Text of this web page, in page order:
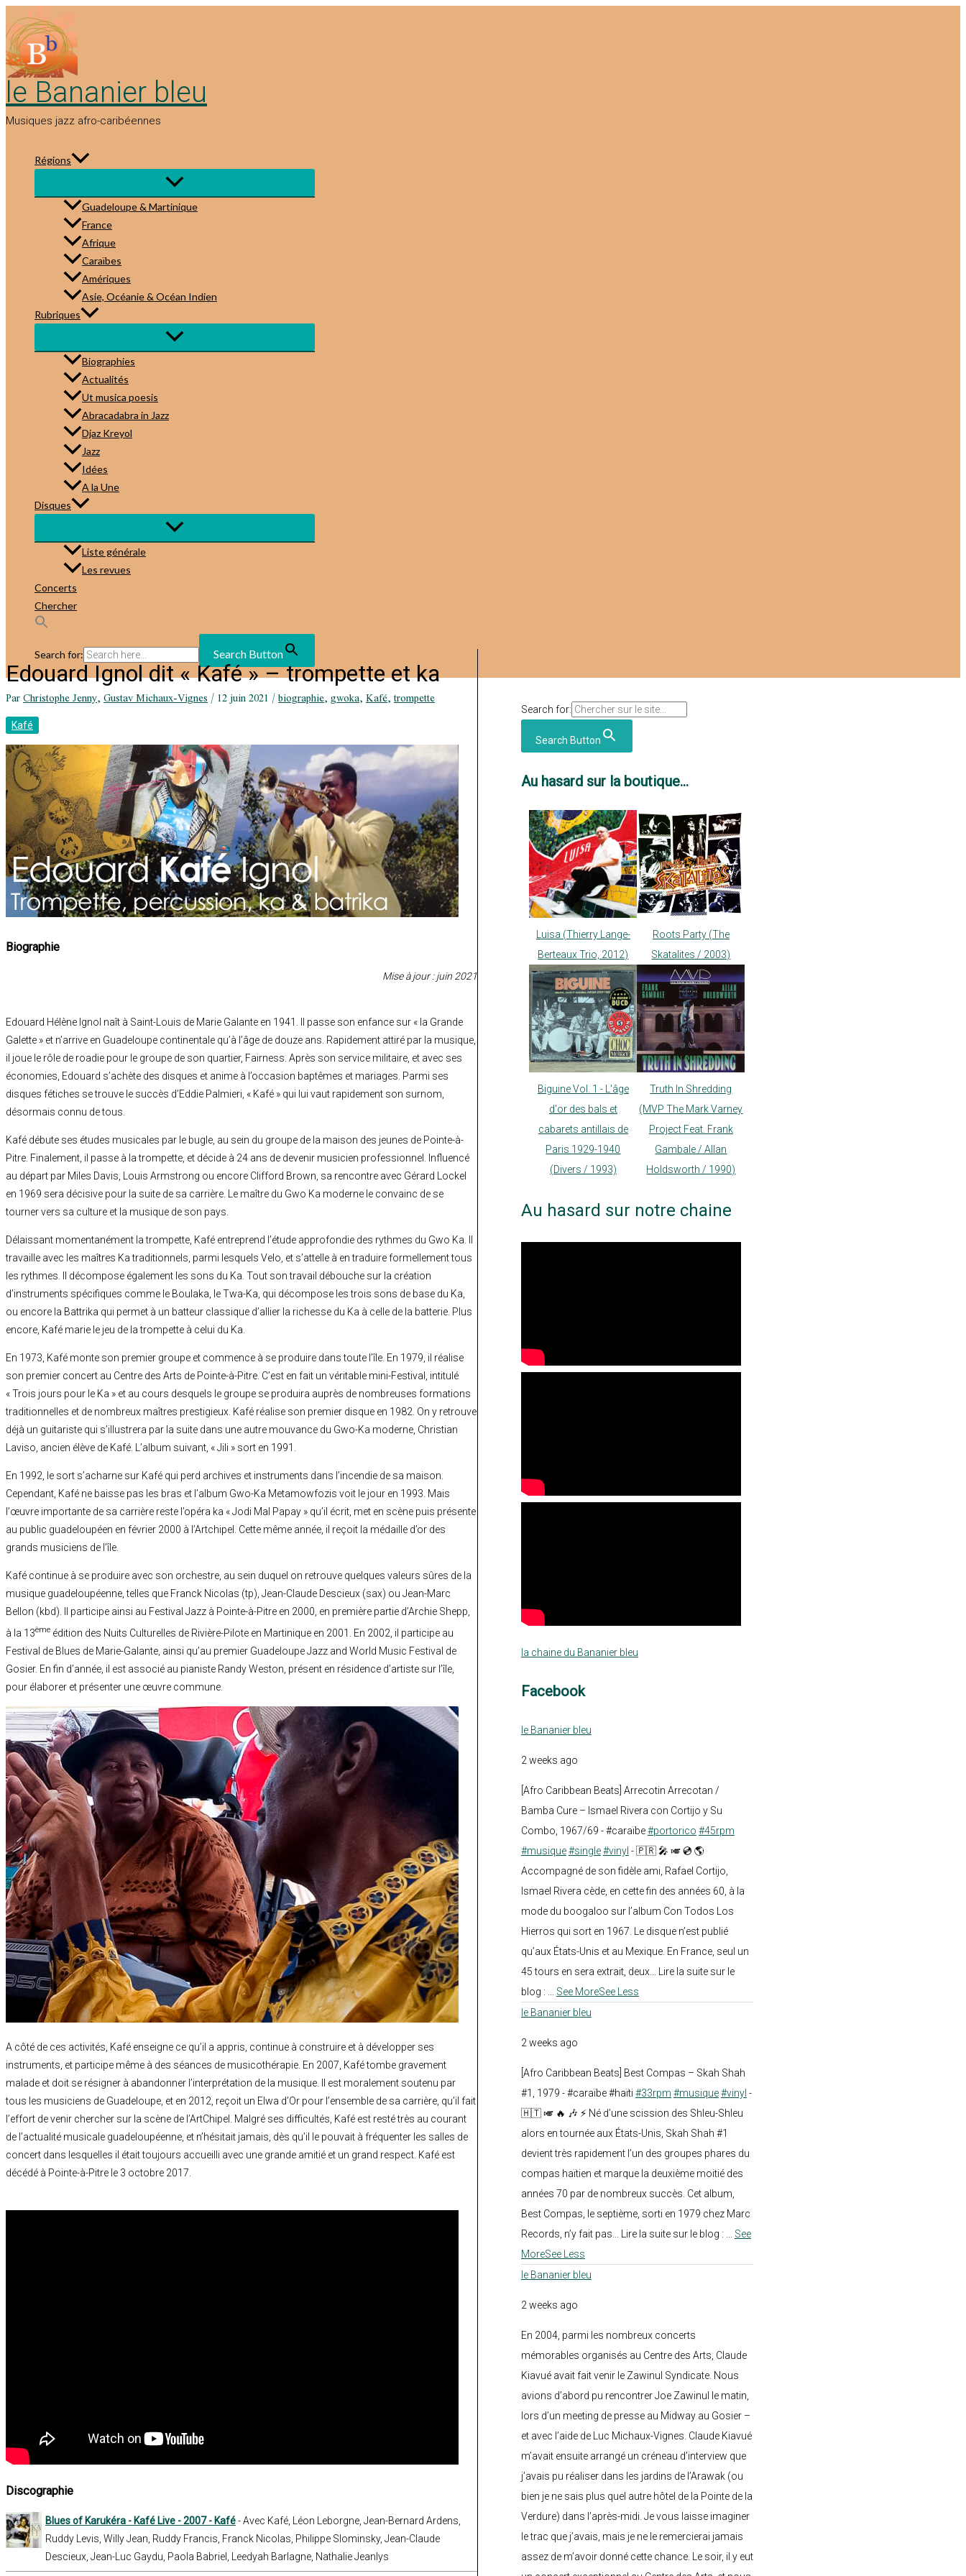
au
contenu
le Bananier bleu
Musiques jazz afro-caribéennes
Régions
Guadeloupe & Martinique
France
Afrique
Caraïbes
Amériques
Asie, Océanie & Océan Indien
Rubriques
Biographies
Actualités
Ut musica poesis
Abracadabra in Jazz
Djaz Kreyol
Jazz
Idées
A la Une
Disques
Liste générale
Les revues
Concerts
Chercher
Search for: Search Button
Edouard Ignol dit « Kafé » – trompette et ka
ParChristophe Jenny,Gustav Michaux-Vignes/12 juin 2021/biographie,gwoka,Kafé,trompette
Kafé
Biographie
Mise à jour : juin 2021
Edouard Hélène Ignol naît à Saint-Louis de Marie Galante en 1941. Il passe son enfance sur « la Grande
Galette » et n’arrive en Guadeloupe continentale qu’à l’âge de douze ans. Rapidement attiré par la musique,
il joue le rôle de roadie pour le groupe de son quartier, Fairness. Après son service militaire, et avec ses
économies, Edouard s’achète des disques et anime à l’occasion baptêmes et mariages. Parmi ses
disques fétiches se trouve le succès d’Eddie Palmieri, « Kafé » qui lui vaut rapidement son surnom,
désormais connu de tous.
Kafé débute ses études musicales par le bugle, au sein du groupe de la maison des jeunes de Pointe-à-
Pitre. Finalement, il passe à la trompette, et décide à 24 ans de devenir musicien professionnel. Influencé
au départ par Miles Davis, Louis Armstrong ou encore Clifford Brown, sa rencontre avec Gérard Lockel
en 1969 sera décisive pour la suite de sa carrière. Le maître du Gwo Ka moderne le convainc de se
tourner vers sa culture et la musique de son pays.
Délaissant momentanément la trompette, Kafé entreprend l’étude approfondie des rythmes du Gwo Ka. Il
travaille avec les maîtres Ka traditionnels, parmi lesquels Velo, et s’attelle à en traduire formellement tous
les rythmes. Il décompose également les sons du Ka. Tout son travail débouche sur la création
d’instruments spécifiques comme le Boulaka, le Twa-Ka, qui décompose les trois sons de base du Ka,
ou encore la Battrika qui permet à un batteur classique d’allier la richesse du Ka à celle de la batterie. Plus
encore, Kafé marie le jeu de la trompette à celui du Ka.
En 1973, Kafé monte son premier groupe et commence à se produire dans toute l’île. En 1979, il réalise
son premier concert au Centre des Arts de Pointe-à-Pitre. C’est en fait un véritable mini-Festival, intitulé
« Trois jours pour le Ka » et au cours desquels le groupe se produira auprès de nombreuses formations
traditionnelles et de nombreux maîtres prestigieux. Kafé réalise son premier disque en 1982. On y retrouve
déjà un guitariste qui s’illustrera par la suite dans une autre mouvance du Gwo-Ka moderne, Christian
Laviso, ancien élève de Kafé. L’album suivant, « Jili » sort en 1991.
En 1992, le sort s’acharne sur Kafé qui perd archives et instruments dans l’incendie de sa maison.
Cependant, Kafé ne baisse pas les bras et l’album Gwo-Ka Metamowfozis voit le jour en 1993. Mais
l’œuvre importante de sa carrière reste l’opéra ka « Jodi Mal Papay » qu’il écrit, met en scène puis présente
au public guadeloupéen en février 2000 à l’Artchipel. Cette même année, il reçoit la médaille d’or des
grands musiciens de l’île.
Kafé continue à se produire avec son orchestre, au sein duquel on retrouve quelques valeurs sûres de la
musique guadeloupéenne, telles que Franck Nicolas (tp), Jean-Claude Descieux (sax) ou Jean-Marc
Bellon (kbd). Il participe ainsi au Festival Jazz à Pointe-à-Pitre en 2000, en première partie d’Archie Shepp,
à la 13ème édition des Nuits Culturelles de Rivière-Pilote en Martinique en 2001. En 2002, il participe au
Festival de Blues de Marie-Galante, ainsi qu’au premier Guadeloupe Jazz and World Music Festival de
Gosier. En fin d’année, il est associé au pianiste Randy Weston, présent en résidence d’artiste sur l’île,
pour élaborer et présenter une œuvre commune.
A côté de ces activités, Kafé enseigne ce qu’il a appris, continue à construire et à développer ses
instruments, et participe même à des séances de musicothérapie. En 2007, Kafé tombe gravement
malade et doit se résigner à abandonner l’interprétation de la musique. Il est moralement soutenu par
tous les musiciens de Guadeloupe, et en 2012, reçoit un Elwa d’Or pour l’ensemble de sa carrière, qu’il fait
l’effort de venir chercher sur la scène de l’ArtChipel. Malgré ses difficultés, Kafé est resté très au courant
de l’actualité musicale guadeloupéenne, et n’hésitait jamais, dès qu’il le pouvait à fréquenter les salles de
concert dans lesquelles il était toujours accueilli avec une grande amitié et un grand respect. Kafé est
décédé à Pointe-à-Pitre le 3 octobre 2017.
Discographie
Blues of Karukéra - Kafé Live - 2007 - Kafé- Avec Kafé, Léon Leborgne, Jean-Bernard Ardens,
Ruddy Levis, Willy Jean, Ruddy Francis, Franck Nicolas, Philippe Slominsky, Jean-Claude
Descieux, Jean-Luc Gaydu, Paola Babriel, Leedyah Barlagne, Nathalie Jeanlys
Search for:
Search Button
Au hasard sur la boutique...
Luisa (Thierry Lange-
Berteaux Trio, 2012)
Roots Party (The
Skatalites / 2003)
Biguine Vol. 1 - L'âge
d'or des bals et
cabarets antillais de
Paris 1929-1940
(Divers / 1993)
Truth In Shredding
(MVP The Mark Varney
Project Feat. Frank
Gambale / Allan
Holdsworth / 1990)
Au hasard sur notre chaine
la chaine du Bananier bleu
Facebook
le Bananier bleu
2 weeks ago
[Afro Caribbean Beats] Arrecotin Arrecotan /
Bamba Cure – Ismael Rivera con Cortijo y Su
Combo, 1967/69 - #caraïbe#portorico #45rpm
#musique#single#vinyl - 🇵🇷 🎤 🎺 💿 🌎
Accompagné de son fidèle ami, Rafael Cortijo,
Ismael Rivera cède, en cette fin des années 60, à la
mode du boogaloo sur l’album Con Todos Los
Hierros qui sort en 1967. Le disque n’est publié
qu’aux États-Unis et au Mexique. En France, seul un
45 tours en sera extrait, deux... Lire la suite sur le
blog :
See MoreSee Less
le Bananier bleu
2 weeks ago
[Afro Caribbean Beats] Best Compas – Skah Shah
#1, 1979 - #caraïbe #haïti #33rpm #musique#vinyl -
🇭🇹 🎺 🔥 🎶 ⚡ Né d’une scission des Shleu-Shleu
alors en tournée aux États-Unis, Skah Shah #1
devient très rapidement l’un des groupes phares du
compas haïtien et marque la deuxième moitié des
années 70 par de nombreux succès. Cet album,
Best Compas, le septième, sorti en 1979 chez Marc
Records, n’y fait pas... Lire la suite sur le blog :
See
MoreSee Less
le Bananier bleu
2 weeks ago
En 2004, parmi les nombreux concerts
mémorables organisés au Centre des Arts, Claude
Kiavué avait fait venir le Zawinul Syndicate. Nous
avions d’abord pu rencontrer Joe Zawinul le matin,
lors d’un meeting de presse au Midway au Gosier –
et avec l’aide de Luc Michaux-Vignes. Claude Kiavué
m’avait ensuite arrangé un créneau d’interview que
j’avais pu réaliser dans les jardins de l’Arawak (ou
bien je ne sais plus quel autre hôtel de la Pointe de la
Verdure) dans l’après-midi. Je vous laisse imaginer
le trac que j’avais, mais je ne le remercierai jamais
assez de m’avoir donné cette chance. Le soir, il y eut